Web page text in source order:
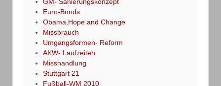
Euro-Bonds
Obama,Hope and Change
Missbrauch
Umgangsformen- Reform
AKW- Laufzeiten
Misshandlung
Stuttgart 21
Fußball-WM 2010